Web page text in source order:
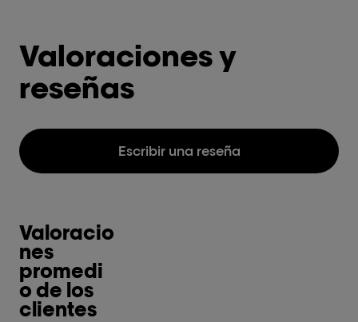
Valoraciones y
reseñas
Escribir una reseña
Valoracio
nes
promedi
o de los
clientes